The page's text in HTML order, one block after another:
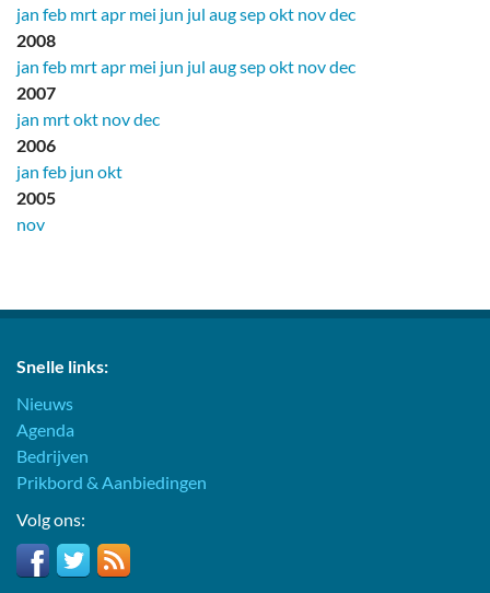
jan feb mrtapr mei jun jul augsepokt novdec
2008
jan feb mrtapr mei jun jul augsepokt novdec
2007
jan mrtokt novdec
2006
jan feb jun okt
2005
nov
Snelle links:
Nieuws
Agenda
Bedrijven
Prikbord & Aanbiedingen
Volg ons: